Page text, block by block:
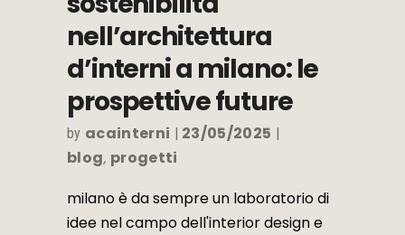
nell’architettura
d’interni a milano: le
prospettive future
by acainterni
23/05/2025
blog, progetti
milano è da sempre un laboratorio di
idee nel campo dell'interior design e